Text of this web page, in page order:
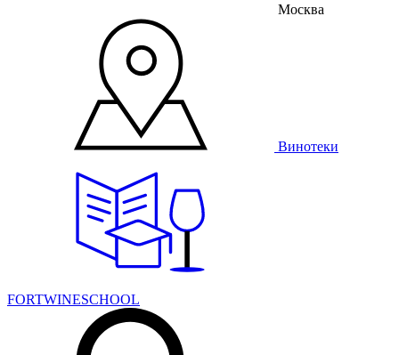
Москва
Винотеки
FORTWINESCHOOL